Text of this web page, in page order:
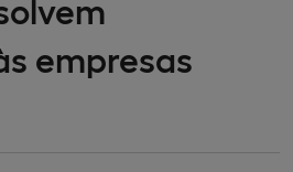
empresas